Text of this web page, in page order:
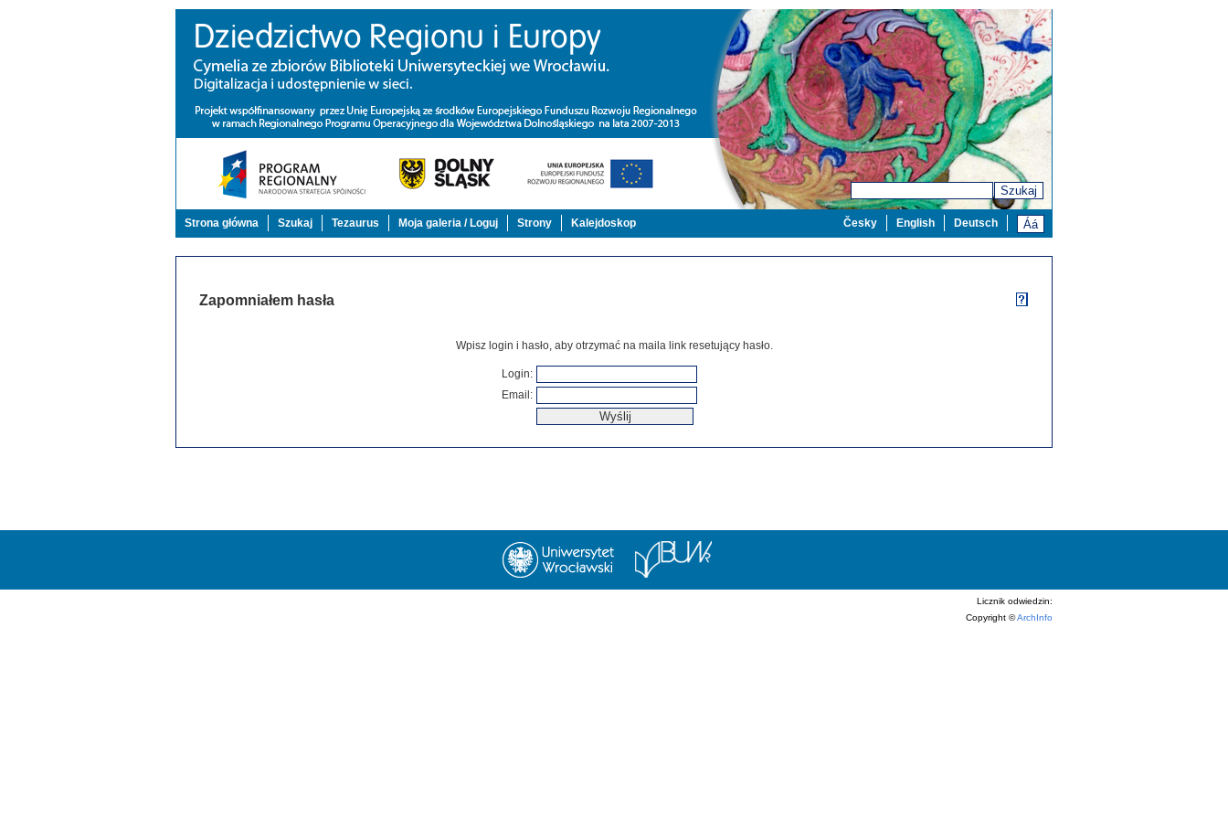
Szukaj
Strona główna Szukaj Tezaurus Moja galeria / Loguj Strony Kalejdoskop Deutsch
English
Česky
Zapomniałem hasła
Wpisz login i hasło, aby otrzymać na maila link resetujący hasło.
Login:
Email :
Licznik odwiedzin:
Copyright ©ArchInfo